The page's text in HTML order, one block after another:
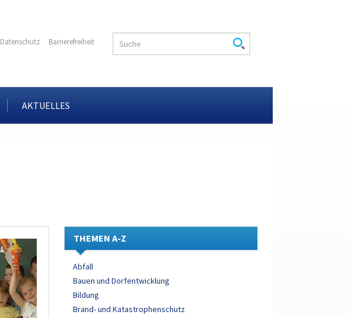
Datenschutz Barrierefreiheit
AKTUELLES
THEMEN A-Z
Abfall
Bauen und Dorfentwicklung
Bildung
Brand- und Katastrophenschutz